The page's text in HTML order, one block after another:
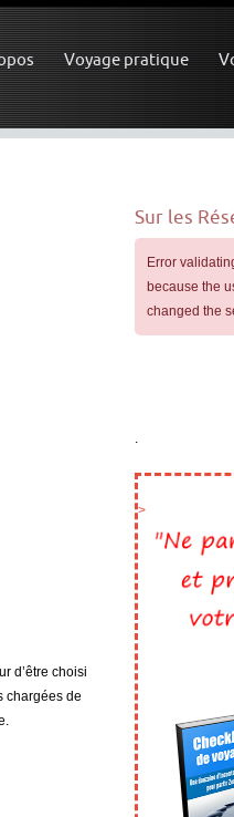
Voyage pratique
d’être choisi
chargées de
Sur les
Error
because the
changed the
.
>